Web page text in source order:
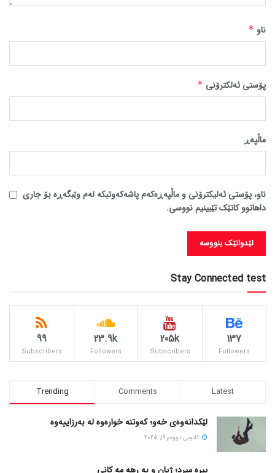
ناو *
پۆستی ئەلکترۆنی *
ماڵپه‌ڕ
ناو، پۆستی ئەلیکترۆنی و ماڵپەڕەکەم پاشەکەوتبکە لەم وێبگەڕە بۆ جاری
داهاتوو کاتێک تێبینیم نووسی.
Stay Connected test
137
Followers
205k
Subscribers
23.9k
Followers
99
Subscribers
Trending Comments Latest
لێکدانەوەی خەو؛ کەوتنە خوارەوە لە بەرزاییەوە
كانونی دووه‌م 19, 2025
پیره میرد؛ ژیان و به رهه مه کانی